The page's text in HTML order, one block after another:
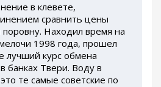
в клевете,
сравнить цены
поровну. Находил время на
1998 года, прошел
лучший курс обмена
банках Твери. Воду в
те самые советские по